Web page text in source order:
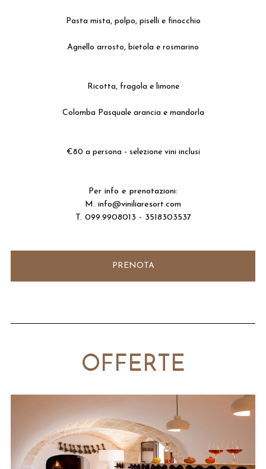
Pasta mista, polpo, piselli e finocchio
Agnello arrosto, bietola e rosmarino
Ricotta, fragola e limone
Colomba Pasquale arancia e mandorla
€80 a persona - selezione vini inclusi
Per info e prenotazioni:
M. info@viniliaresort.com
T. 099.9908013 - 3518303537
PRENOTA
OFFERTE